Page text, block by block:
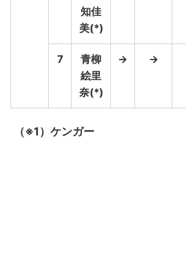
知佳
美(*)
7
青柳
絵里
奈(*)
→ →
（※1）ケンガー